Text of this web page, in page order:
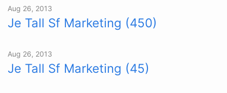
Aug 26, 2013
Je Tall Sf Marketing (450)
Aug 26, 2013
Je Tall Sf Marketing (45)